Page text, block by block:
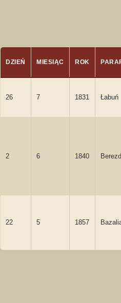
DZIEŃ MIESIĄC ROK
26 7 1831 Łabuń
2 6 1840
22 5 1857